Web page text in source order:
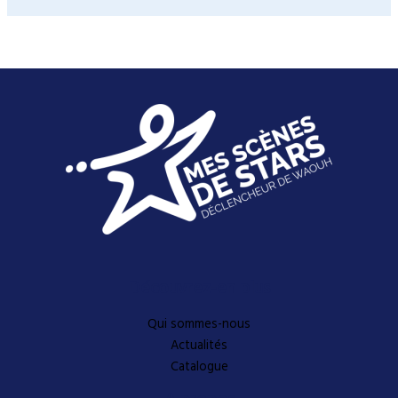
Qui sommes-nous
Actualités
Catalogue